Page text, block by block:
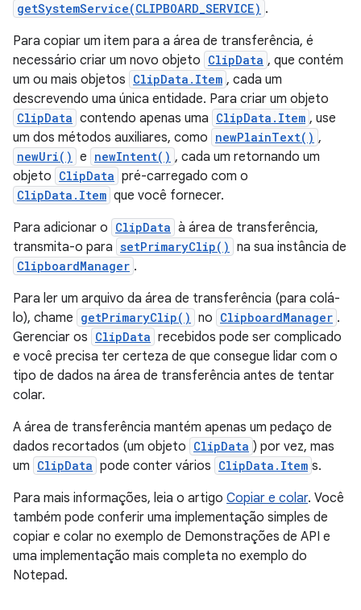
getSystemService(CLIPBOARD_SERVICE) .
Para copiar um item para a área de transferência, é
necessário criar um novo objeto ClipData , que contém
um ou mais objetos ClipData.Item , cada um
descrevendo uma única entidade. Para criar um objeto
ClipData contendo apenas uma ClipData.Item , use
um dos métodos auxiliares, como newPlainText() ,
newUri() e newIntent() , cada um retornando um
objeto ClipData pré-carregado com o
ClipData.Item que você fornecer.
Para adicionar o ClipData à área de transferência,
transmita-o para setPrimaryClip() na sua instância de
ClipboardManager .
Para ler um arquivo da área de transferência (para colá-
lo), chame getPrimaryClip() no ClipboardManager .
Gerenciar os ClipData recebidos pode ser complicado
e você precisa ter certeza de que consegue lidar com o
tipo de dados na área de transferência antes de tentar
colar.
A área de transferência mantém apenas um pedaço de
dados recortados (um objeto ClipData ) por vez, mas
um ClipData pode conter vários ClipData.Item s.
Para mais informações, leia o artigo Copiar e colar. Você
também pode conferir uma implementação simples de
copiar e colar no exemplo de Demonstrações de API e
uma implementação mais completa no exemplo do
Notepad.